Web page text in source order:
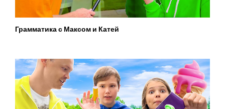
Грамматика с Максом и Катей